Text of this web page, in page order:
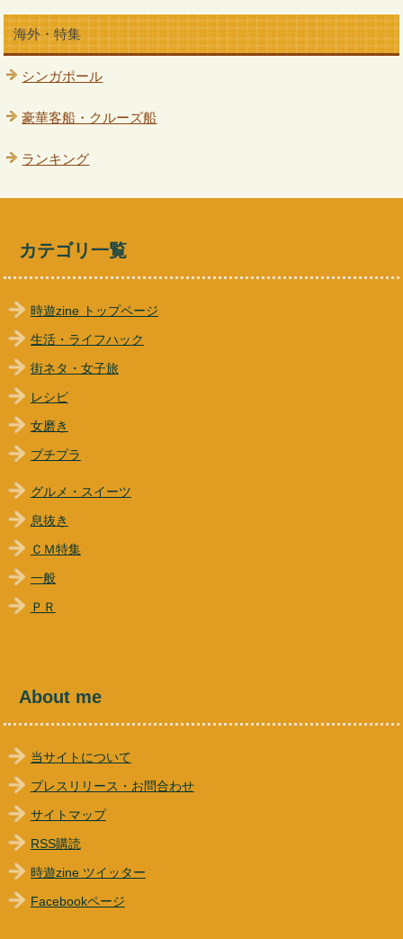
海外・特集
シンガポール
豪華客船・クルーズ船
ランキング
カテゴリ一覧
時遊zine トップページ
生活・ライフハック
街ネタ・女子旅
レシピ
女磨き
プチプラ
グルメ・スイーツ
息抜き
ＣＭ特集
一般
ＰＲ
About me
当サイトについて
プレスリリース・お問合わせ
サイトマップ
RSS購読
時遊zine ツイッター
Facebookページ